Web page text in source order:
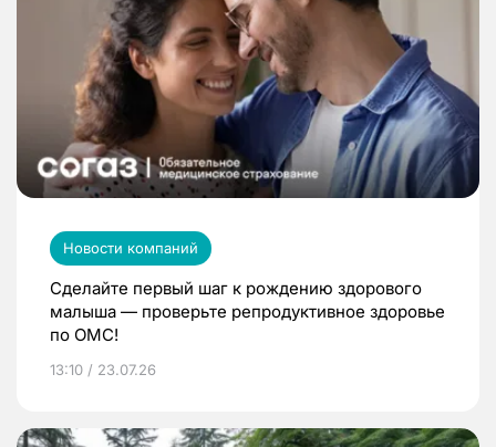
Новости компаний
Сделайте первый шаг к рождению здорового
малыша — проверьте репродуктивное здоровье
по ОМС!
13:10 / 23.07.26